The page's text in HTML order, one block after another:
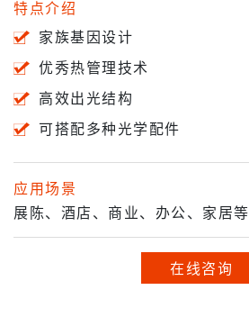
特点介绍
家族基因设计
优秀热管理技术
高效出光结构
可搭配多种光学配件
应用场景
展陈、酒店、商业、办公、家居等
在线咨询